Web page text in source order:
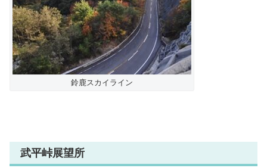
鈴鹿スカイライン
武平峠展望所